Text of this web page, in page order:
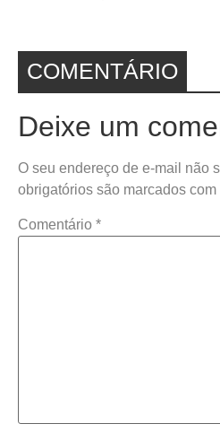
COMENTÁRIO
Deixe um
O seu endereço de e-mail não
obrigatórios são marcados com
Comentário *